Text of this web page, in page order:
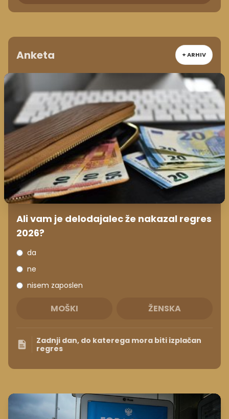
Anketa + ARHIV
Ali vam je delodajalec že nakazal regres
2026?
da
ne
nisem zaposlen
MOŠKI ŽENSKA
Zadnji dan, do katerega mora biti izplačan
regres